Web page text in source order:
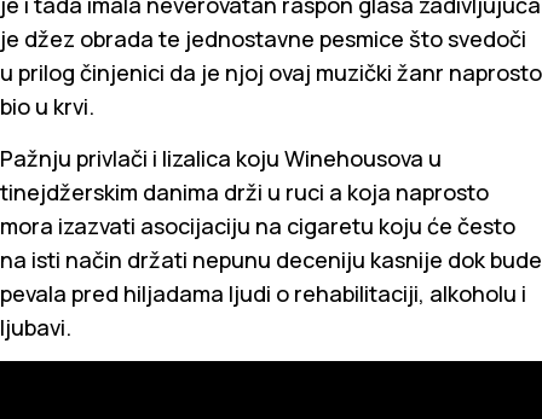
je džez obrada te jednostavne pesmice što svedoči
u prilog činjenici da je njoj ovaj muzički žanr naprosto
bio u krvi.
Pažnju privlači i lizalica koju Winehousova u
tinejdžerskim danima drži u ruci a koja naprosto
mora izazvati asocijaciju na cigaretu koju će često
na isti način držati nepunu deceniju kasnije dok bude
pevala pred hiljadama ljudi o rehabilitaciji, alkoholu i
ljubavi.